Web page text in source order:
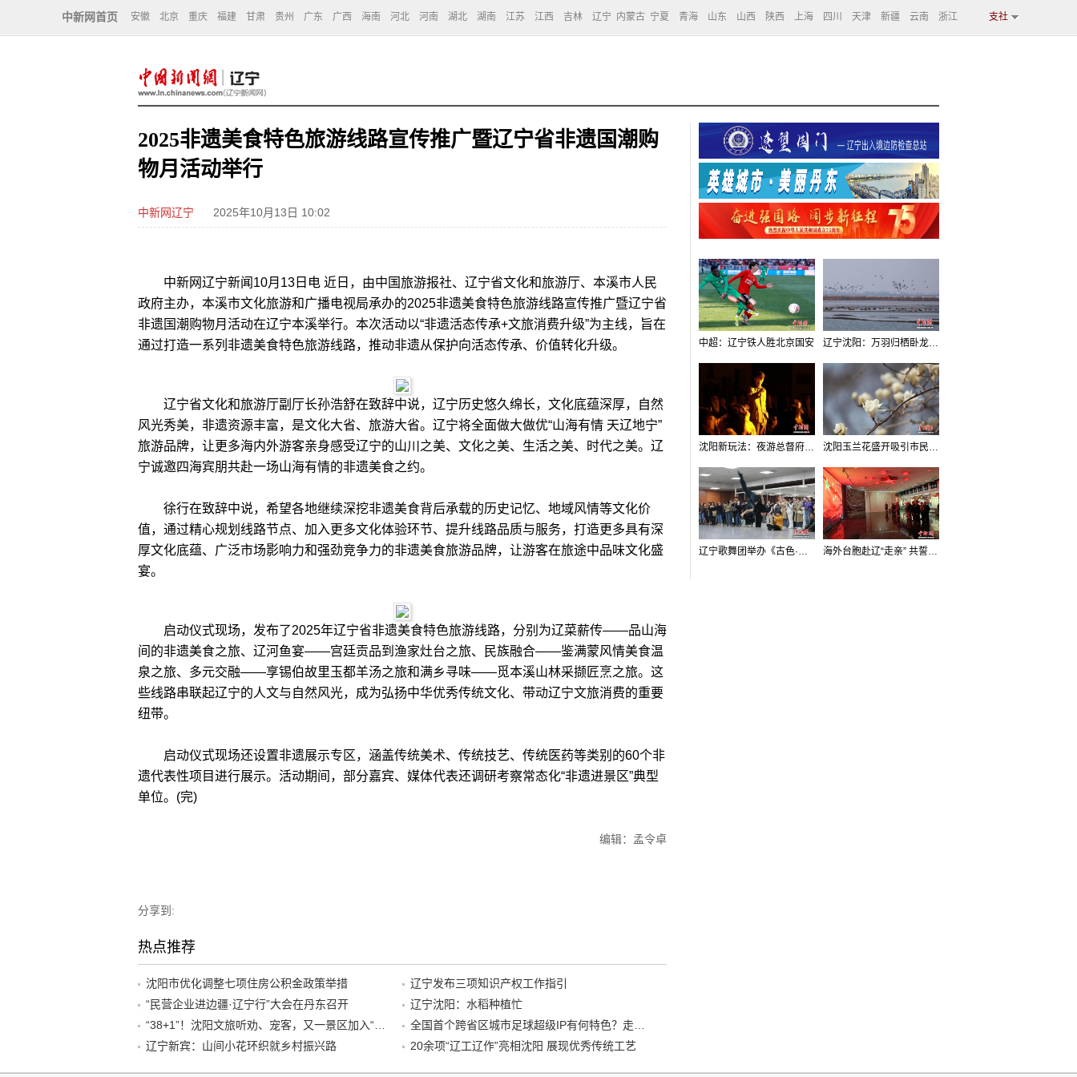
中新网首页 安徽 北京 重庆 福建 甘肃 贵州 广东 广西 海南 河北 河南 湖北 湖南 江苏 江西 吉林 辽宁 内蒙古 宁夏 青海 山东 山西 陕西 上海 四川 天津 新疆 云南 浙江 支社
2025非遗美食特色旅游线路宣传推广暨辽宁省非遗国潮购
物月活动举行
中新网辽宁 2025年10月13日 10:02
中新网辽宁新闻10月13日电 近日，由中国旅游报社、辽宁省文化和旅游厅、本溪市人民
政府主办，本溪市文化旅游和广播电视局承办的2025非遗美食特色旅游线路宣传推广暨辽宁省
非遗国潮购物月活动在辽宁本溪举行。本次活动以“非遗活态传承+文旅消费升级”为主线，旨在
通过打造一系列非遗美食特色旅游线路，推动非遗从保护向活态传承、价值转化升级。
辽宁省文化和旅游厅副厅长孙浩舒在致辞中说，辽宁历史悠久绵长，文化底蕴深厚，自然
风光秀美，非遗资源丰富，是文化大省、旅游大省。辽宁将全面做大做优“山海有情 天辽地宁”
旅游品牌，让更多海内外游客亲身感受辽宁的山川之美、文化之美、生活之美、时代之美。辽
宁诚邀四海宾朋共赴一场山海有情的非遗美食之约。
徐行在致辞中说，希望各地继续深挖非遗美食背后承载的历史记忆、地域风情等文化价
值，通过精心规划线路节点、加入更多文化体验环节、提升线路品质与服务，打造更多具有深
厚文化底蕴、广泛市场影响力和强劲竞争力的非遗美食旅游品牌，让游客在旅途中品味文化盛
宴。
启动仪式现场，发布了2025年辽宁省非遗美食特色旅游线路，分别为辽菜薪传——品山海
间的非遗美食之旅、辽河鱼宴——宫廷贡品到渔家灶台之旅、民族融合——鉴满蒙风情美食温
泉之旅、多元交融——享锡伯故里玉都羊汤之旅和满乡寻味——觅本溪山林采撷匠烹之旅。这
些线路串联起辽宁的人文与自然风光，成为弘扬中华优秀传统文化、带动辽宁文旅消费的重要
纽带。
启动仪式现场还设置非遗展示专区，涵盖传统美术、传统技艺、传统医药等类别的60个非
遗代表性项目进行展示。活动期间，部分嘉宾、媒体代表还调研考察常态化“非遗进景区”典型
单位。(完)
编辑：孟令卓
分享到:
热点推荐
沈阳市优化调整七项住房公积金政策举措
辽宁发布三项知识产权工作指引
“民营企业进边疆·辽宁行”大会在丹东召开
辽宁沈阳：水稻种植忙
辽宁新宾：山间小花环织就乡村振兴路
20余项“辽工辽作”亮相沈阳 展现优秀传统工艺
中超：辽宁铁人胜北京国安 辽宁沈阳：万羽归栖卧龙湖看群鸟齐飞
沈阳新玩法：夜游总督府，当一回“赴宴者” 沈阳玉兰花盛开吸引市民打卡
辽宁歌舞团举办《古色·国宝辽宁》排练开放日活动 海外台胞赴辽“走亲” 共誓“和平初心”